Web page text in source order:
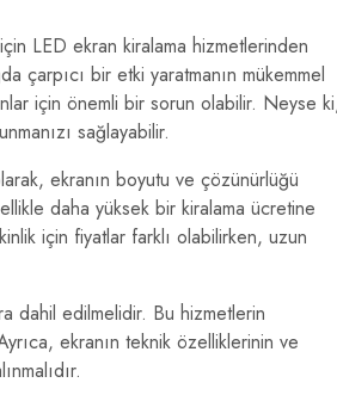
LED ekran kiralama hizmetlerinden
çarpıcı bir etki yaratmanın mükemmel
için önemli bir sorun olabilir. Neyse
sağlayabilir.
ekranın boyutu ve çözünürlüğü
daha yüksek bir kiralama ücretine
için fiyatlar farklı olabilirken, uzun
dahil edilmelidir. Bu hizmetlerin
ekranın teknik özelliklerinin ve